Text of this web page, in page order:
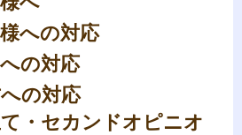
への対応
の対応
の対応
・セカンドオピニオ